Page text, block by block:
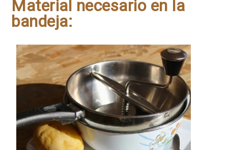
Material necesario en la
bandeja: